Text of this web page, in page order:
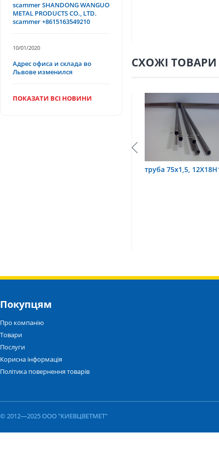
СХОЖІ ТОВАРИ
труба 75х1,5,
scammer SHANDONG WANGUO
METAL PRODUCTS CO., LTD.
scammer +8615163549210
10/01/2020
Адрес офиса и склада во
Львове изменился
ПОКАЗАТИ ВСІ НОВИНИ
Покупцям
Про компанію
Товари
Послуги
Корисна інформація
Політика повернення товарів
© 2012—2025 ООО "КИЕВЦВЕТМЕТ"